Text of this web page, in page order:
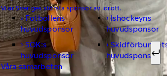
Vi är Sveriges största sponsor av idrott.
Fotbollens
huvudsponsor
Ishockeyns
huvudsponsor
SOK:s
huvudsponsor
huvudsponsor
Våra samarbeten
Sök